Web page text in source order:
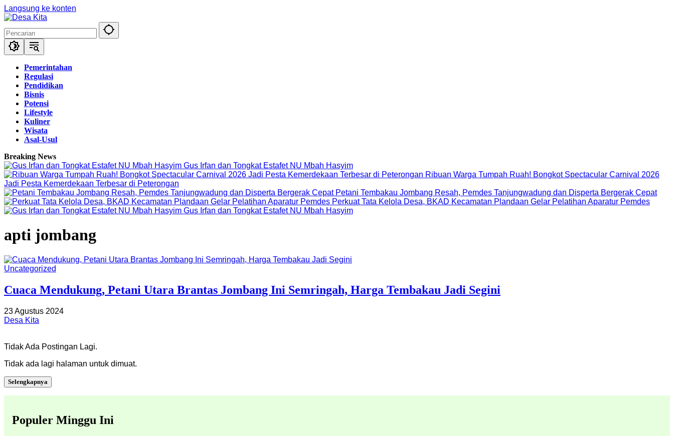
Langsung ke konten
Pemerintahan
Regulasi
Pendidikan
Bisnis
Potensi
Lifestyle
Kuliner
Wisata
Asal-Usul
Breaking News
Gus Irfan dan Tongkat Estafet NU Mbah Hasyim
Ribuan Warga Tumpah Ruah! Bongkot Spectacular Carnival 2026
Jadi Pesta Kemerdekaan Terbesar di Peterongan
Petani Tembakau Jombang Resah, Pemdes Tanjungwadung dan Disperta Bergerak Cepat
Perkuat Tata Kelola Desa, BKAD Kecamatan Plandaan Gelar Pelatihan Aparatur Pemdes
Gus Irfan dan Tongkat Estafet NU Mbah Hasyim
apti jombang
Uncategorized
Cuaca Mendukung, Petani Utara Brantas Jombang Ini Semringah, Harga Tembakau Jadi Segini
23 Agustus 2024
Desa Kita
Tidak Ada Postingan Lagi.
Tidak ada lagi halaman untuk dimuat.
Selengkapnya
Populer Minggu Ini